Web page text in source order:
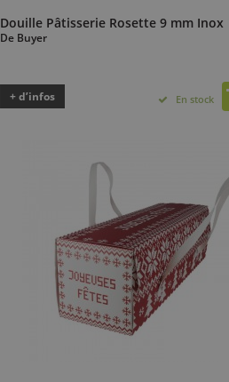
Douille Pâtisserie Rosette 9 mm Inox
De Buyer
+ d’infos En stock